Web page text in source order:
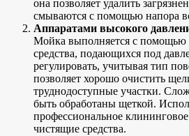
она позволяет удалить
смываются с помощью напора
Аппаратами высокого
Мойка выполняется с
средства, подающихся под
регулировать, учитывая тип
позволяет хорошо очистить
труднодоступные участки.
быть обработаны щеткой.
профессиональное
чистящие средства.